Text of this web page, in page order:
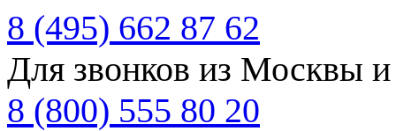
8 (495) 662 87 62
Для звонков из Москвы
8 (800) 555 80 20